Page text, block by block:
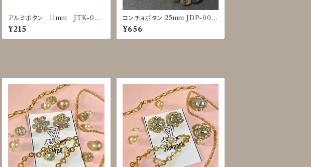
アルミボタン 11mm JTK-002
5～0029
¥215
コンチョボタン 25mm JDP-001
6
¥656